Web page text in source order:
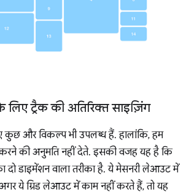
ट्रैक की अतिरिक्त साइज़िंग
और विकल्प भी उपलब्ध हैं. हालांकि, हम
करने की अनुमति नहीं देते. इसकी वजह यह है कि
दो डाइमेंशन वाला तरीका है. ये मेसनरी लेआउट में
ये ग्रिड लेआउट में काम नहीं करते हैं, तो यह